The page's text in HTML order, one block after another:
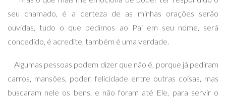
seu chamado, é a certeza de as minhas orações serão
ouvidas, tudo o que pedimos ao Pai em seu nome, será
concedido, é acredite, também é uma verdade.
Algumas pessoas podem dizer que não é, porque já pediram
carros, mansões, poder, felicidade entre outras coisas, mas
buscaram nele os bens, e não foram até Ele, para servir o